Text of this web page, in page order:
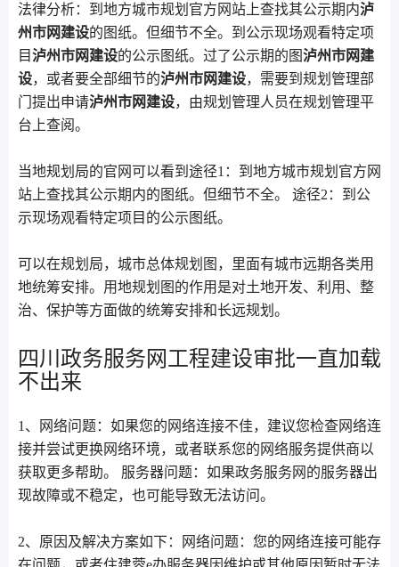
法律分析：到地方城市规划官方网站上查找其公示期内泸
州市网建设的图纸。但细节不全。到公示现场观看特定项
目泸州市网建设的公示图纸。过了公示期的图泸州市网建
设，或者要全部细节的泸州市网建设，需要到规划管理部
门提出申请泸州市网建设，由规划管理人员在规划管理平
台上查阅。
当地规划局的官网可以看到途径1：到地方城市规划官方网
站上查找其公示期内的图纸。但细节不全。 途径2：到公
示现场观看特定项目的公示图纸。
可以在规划局，城市总体规划图，里面有城市远期各类用
地统筹安排。用地规划图的作用是对土地开发、利用、整
治、保护等方面做的统筹安排和长远规划。
四川政务服务网工程建设审批一直加载
不出来
1、网络问题：如果您的网络连接不佳，建议您检查网络连
接并尝试更换网络环境，或者联系您的网络服务提供商以
获取更多帮助。 服务器问题：如果政务服务网的服务器出
现故障或不稳定，也可能导致无法访问。
2、原因及解决方案如下：网络问题：您的网络连接可能存